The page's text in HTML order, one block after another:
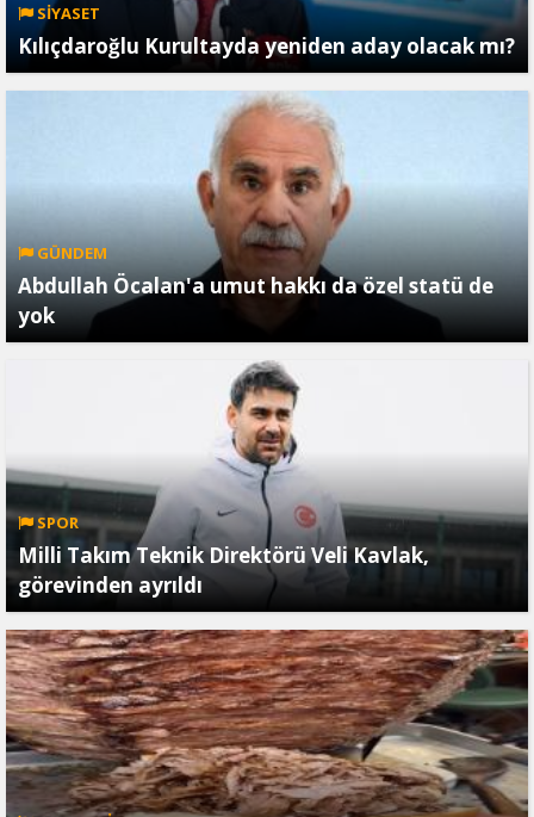
SİYASET
Kılıçdaroğlu Kurultayda yeniden aday olacak mı?
GÜNDEM
Abdullah Öcalan'a umut hakkı da özel statü de
yok
SPOR
Milli Takım Teknik Direktörü Veli Kavlak,
görevinden ayrıldı